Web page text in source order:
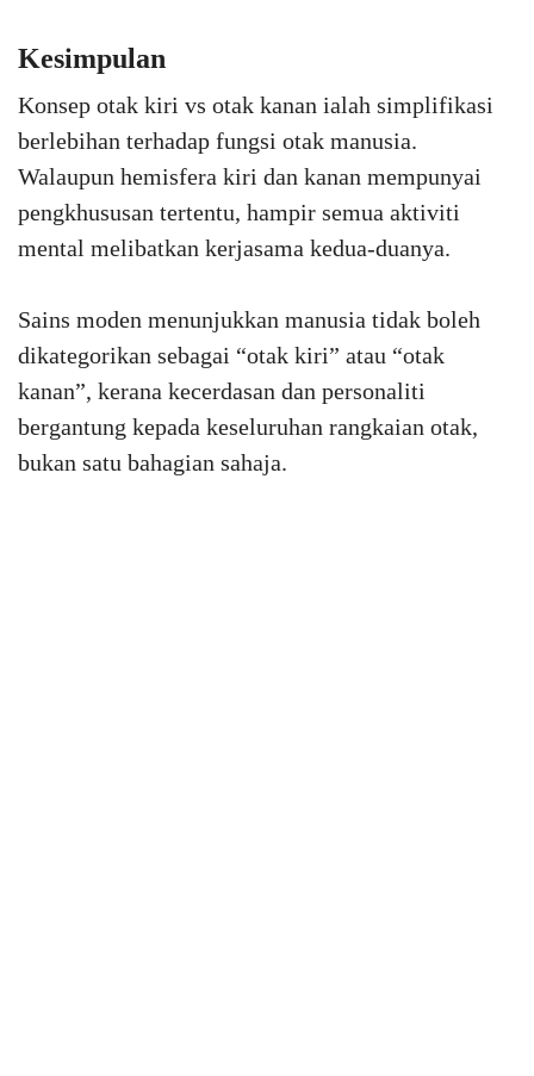
Kesimpulan
Konsep otak kiri vs otak kanan ialah simplifikasi
berlebihan terhadap fungsi otak manusia.
Walaupun hemisfera kiri dan kanan mempunyai
pengkhususan tertentu, hampir semua aktiviti
mental melibatkan kerjasama kedua-duanya.
Sains moden menunjukkan manusia tidak boleh
dikategorikan sebagai “otak kiri” atau “otak
kanan”, kerana kecerdasan dan personaliti
bergantung kepada keseluruhan rangkaian otak,
bukan satu bahagian sahaja.